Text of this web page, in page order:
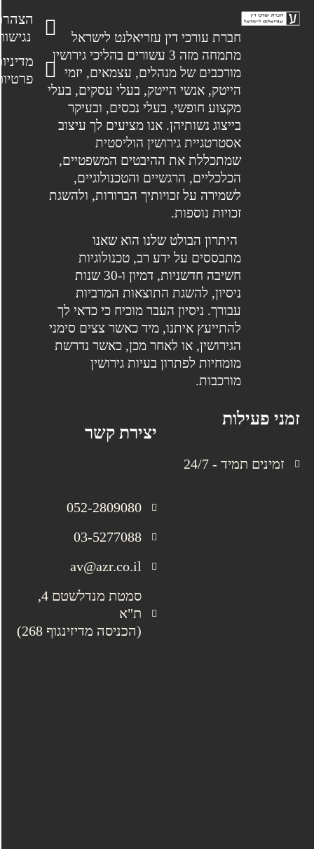
חברת עורכי דין עזריאלנט לישראל
מתמחה מזה 3 עשורים בהליכי גירושין
מורכבים של מנהלים, עצמאים, יזמי
הייטק, אנשי הייטק, בעלי עסקים, בעלי
מקצוע חופשי, בעלי נכסים, ובעיקר
בייצוג נשותיהן. אנו מציעים לך עיצוב
אסטרטגיית גירושין הוליסטית
שמתכללת את ההיבטים המשפטיים,
הכלכליים, הרגשיים והטכנולוגיים,
לשמירה על זכויותיך הברורות, ולהשגת
זכויות נוספות.
היתרון הבולט שלנו הוא שאנו
מתבססים על ידע רב, טכנולוגיות
חשיבה חדשניות, דמיון ו-30 שנות
ניסיון, להשגת התוצאות המרביות
עבורך. ניסיון העבר מוכיח כי כדאי לך
להתייעץ איתנו, מיד כאשר צצים סימני
הגירושין, או לאחר מכן, כאשר נדרשת
מומחיות לפתרון בעיות גירושין
מורכבות.
הצהרת
נגישות
מדיניות
פרטיות
זמני פעילות
זמינים תמיד - 24/7
יצירת קשר
052-2809080
03-5277088
av@azr.co.il
סמטת מנדלשטם 4,
ת"א
(הכניסה מדיזינגוף 268)